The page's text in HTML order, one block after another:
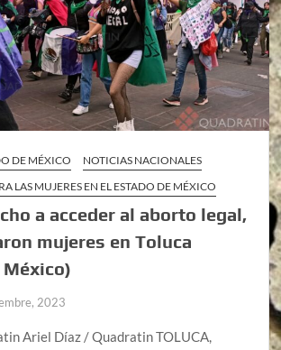
DE MÉXICO
NOTICIAS NACIONALES
LAS MUJERES EN EL ESTADO DE MÉXICO
a acceder al aborto legal,
mujeres en Toluca
2023
Ariel Díaz / Quadratin TOLUCA,